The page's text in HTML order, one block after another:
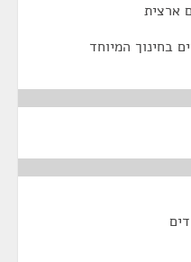
ארצית
בחינוך המיוחד